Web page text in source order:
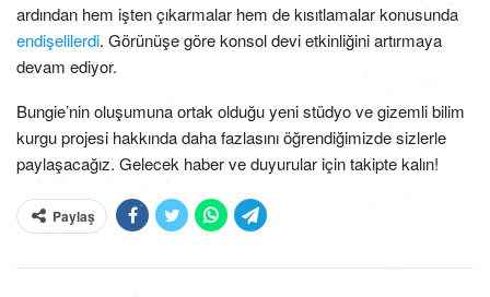
ardından hem işten çıkarmalar hem de kısıtlamalar konusunda
endişelilerdi. Görünüşe göre konsol devi etkinliğini artırmaya
devam ediyor.
Bungie’nin oluşumuna ortak olduğu yeni stüdyo ve gizemli bilim
kurgu projesi hakkında daha fazlasını öğrendiğimizde sizlerle
paylaşacağız. Gelecek haber ve duyurular için takipte kalın!
Paylaş